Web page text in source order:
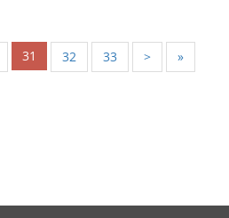
31 32 33 > »